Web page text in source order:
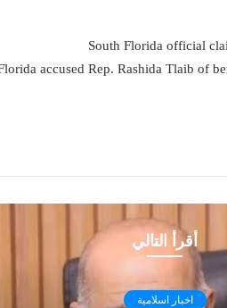
South Florida official
accused Rep. Rashida Tlaib of
أقرأ التالي
اخبار اسلامية